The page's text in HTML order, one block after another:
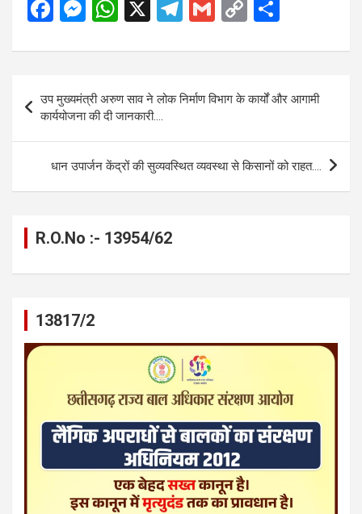
F
ce
o
o
k
M
se
n
g
er
W
at
A
p
p
X
T
e
gr
a
m
G
ail
C
py
Li
n
k
ar
e
navigation
उप मुख्यमंत्री अरुण साव ने लोक निर्माण विभाग के कार्यों और आगामी
कार्ययोजना की दी जानकारी….
धान उपार्जन केंद्रों की सुव्यवस्थित व्यवस्था से किसानों को राहत….
R.O.No :- 13954/62
13817/2